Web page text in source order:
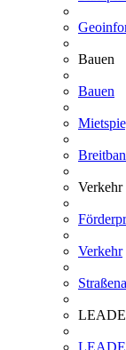
Bauen
Bauen
Verkehr
Verkehr